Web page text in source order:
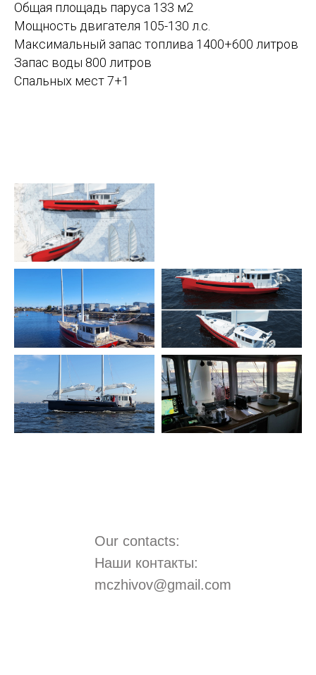
Общая площадь паруса 133 м2
Мощность двигателя 105-130 л.с.
Максимальный запас топлива 1400+600 литров
Запас воды 800 литров
Спальных мест 7+1
Our contacts:
Наши контакты:
mczhivov@gmail.com